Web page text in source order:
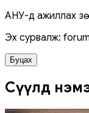
АНУ-д ажиллах
Эх сурвалж:
Буцах
Сүүлд